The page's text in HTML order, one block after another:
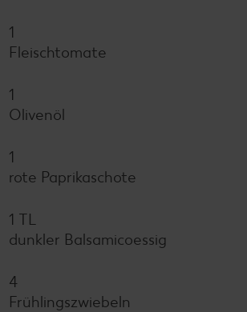
1
Fleischtomate
1
Olivenöl
1
rote Paprikaschote
1 TL
dunkler Balsamicoessig
4
Frühlingszwiebeln